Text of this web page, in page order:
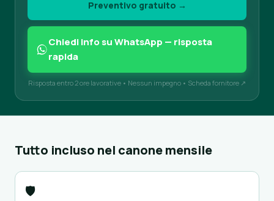
Preventivo gratuito →
Chiedi info su WhatsApp — risposta
rapida
Risposta entro 2 ore lavorative • Nessun impegno • Scheda fornitore ↗
Tutto incluso nel canone mensile
🛡️